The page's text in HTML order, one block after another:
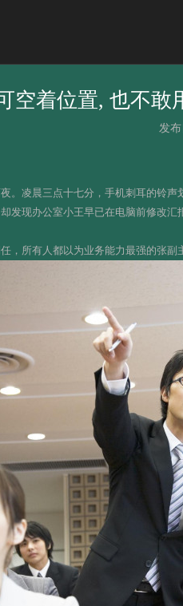
空着位置, 也不敢
发
。凌晨三点十七分，手机刺耳的铃
发现办公室小王早已在电脑前修改
，所有人都以为业务能力最强的张副